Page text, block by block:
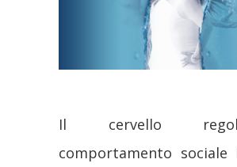
Il cervello
comportamento sociale